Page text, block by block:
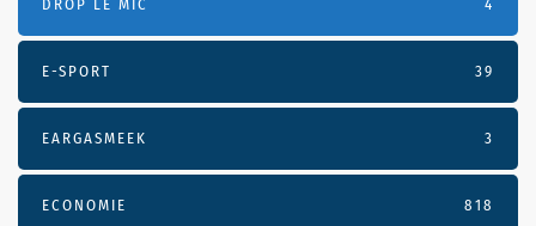
DROP LE MIC 4
E-SPORT 39
EARGASMEEK 3
ECONOMIE 818